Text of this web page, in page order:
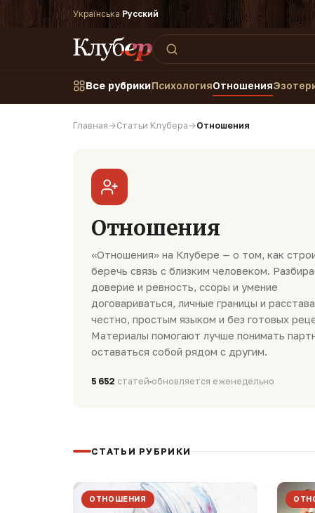
Українська·Русский
Все рубрикиПсихологияОтношения
Главная →Cтатьи Клубера →Отношения
Отношения
«Отношения» на Клубере — о том, как
беречь связь с близким человеком.
доверие и ревность, ссоры и умение
договариваться, личные границы и
честно, простым языком и без готовых
Материалы помогают лучше понимать
оставаться собой рядом с другим.
5 652 статей обновляется еженедельно
СТАТЬИ РУБРИКИ
ОТНОШЕНИЯ